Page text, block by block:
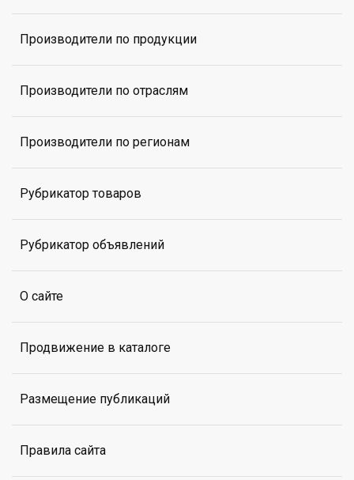
Производители по продукции
Производители по отраслям
Производители по регионам
Рубрикатор товаров
Рубрикатор объявлений
О сайте
Продвижение в каталоге
Размещение публикаций
Правила сайта